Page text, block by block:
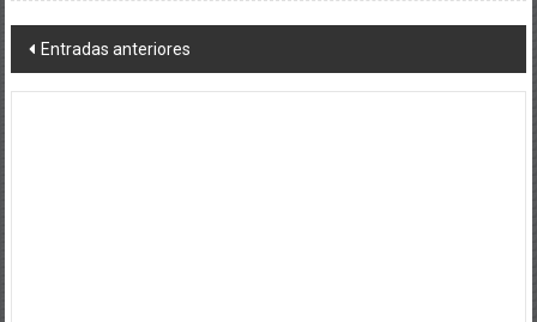
Navegación
de
Entradas anteriores